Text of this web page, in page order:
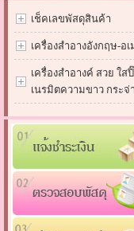
เช็คเลขพัสดุสินค้า
เครื่องสำอางอังกฤษ-อเ
เครื่องสำอางค์ สวย ใส
เนรมิตความขาว กระจ่